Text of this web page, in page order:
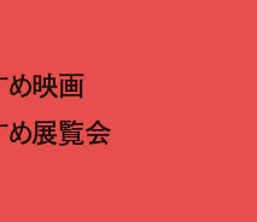
映画
展覧会